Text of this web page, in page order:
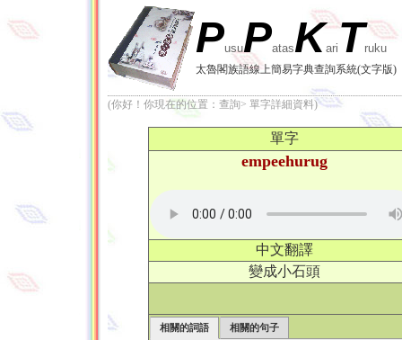
PusuPatasKariTruku
太魯閣族語線上簡易字典查詢系統(文字版)
(你好！你現在的位置：查詢> 單字詳細資料)
單字
empeehurug
中文翻譯
變成小石頭
相關的詞語 相關的句子